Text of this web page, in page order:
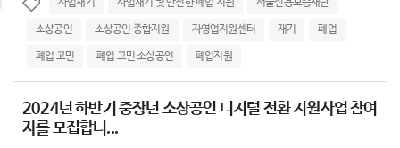
사업재기 사업재기 및 안전한 폐업 지원 서울신용보증재단
소상공인 소상공인 종합지원 자영업지원센터 재기 폐업
폐업 고민 폐업 고민 소상공인 폐업지원
2024년 하반기 중장년 소상공인 디지털 전환 지원사업 참여
자를 모집합니...